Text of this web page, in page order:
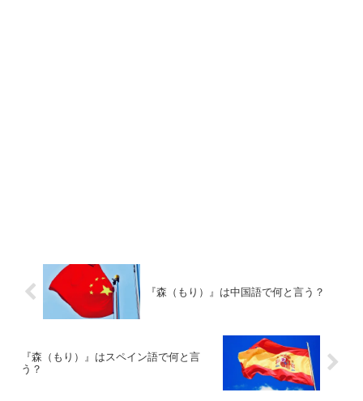
『森（もり）』は中国語で何と言う？
『森（もり）』はスペイン語で何と言
う？